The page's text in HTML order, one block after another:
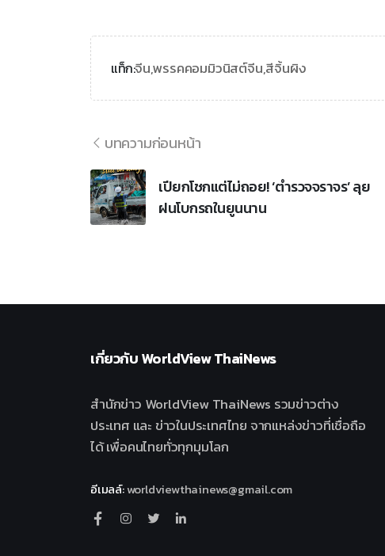
แท็ก:จีน,พรรคคอมมิวนิสต์จีน,สีจิ้นผิง
บทความก่อนหน้า
เปียกโชกแต่ไม่ถอย! ‘ตำรวจจราจร’ ลุย
ฝนโบกรถในยูนนาน
เกี่ยวกับWorldView ThaiNews
สำนักข่าว WorldView ThaiNews รวมข่าวต่าง
ประเทศ และ ข่าวในประเทศไทย จากแหล่งข่าวที่เชื่อถือ
ได้ เพื่อคนไทยทั่วทุกมุมโลก
อีเมลล์:worldviewthainews@gmail.com